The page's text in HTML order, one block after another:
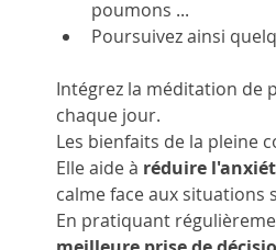
poumons ...
Poursuivez ainsi
Intégrez la méditation de
chaque jour.
Les bienfaits de la pleine
Elle aide à réduire
calme face aux situations
En pratiquant